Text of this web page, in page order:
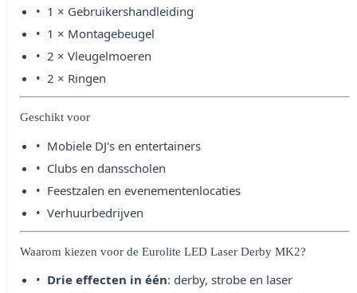
1 × Gebruikershandleiding
1 × Montagebeugel
2 × Vleugelmoeren
2 × Ringen
Geschikt voor
Mobiele DJ's en entertainers
Clubs en dansscholen
Feestzalen en evenementenlocaties
Verhuurbedrijven
Waarom kiezen voor de Eurolite LED Laser Derby MK2?
Drie effecten in één: derby, strobe en laser